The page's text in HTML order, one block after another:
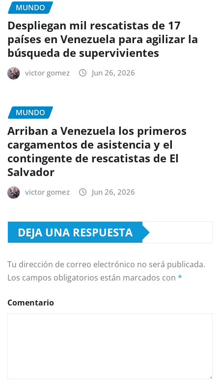
MUNDO
Despliegan mil rescatistas de 17
países en Venezuela para agilizar la
búsqueda de supervivientes
victor gomez Jun 26, 2026
MUNDO
Arriban a Venezuela los primeros
cargamentos de asistencia y el
contingente de rescatistas de El
Salvador
victor gomez Jun 26, 2026
DEJA UNA RESPUESTA
Tu dirección de correo electrónico no será publicada.
Los campos obligatorios están marcados con *
Comentario